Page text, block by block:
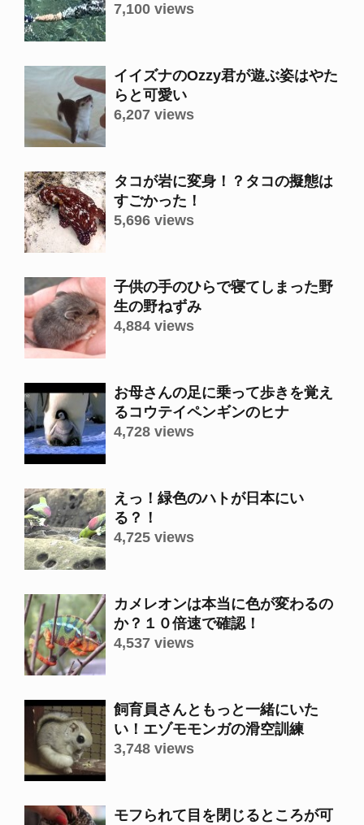
7,100 views
イイズナのOzzy君が遊ぶ姿はやた
らと可愛い
6,207 views
タコが岩に変身！？タコの擬態は
すごかった！
5,696 views
子供の手のひらで寝てしまった野
生の野ねずみ
4,884 views
お母さんの足に乗って歩きを覚え
るコウテイペンギンのヒナ
4,728 views
えっ！緑色のハトが日本にい
る？！
4,725 views
カメレオンは本当に色が変わるの
か？１０倍速で確認！
4,537 views
飼育員さんともっと一緒にいた
い！エゾモモンガの滑空訓練
3,748 views
モフられて目を閉じるところが可